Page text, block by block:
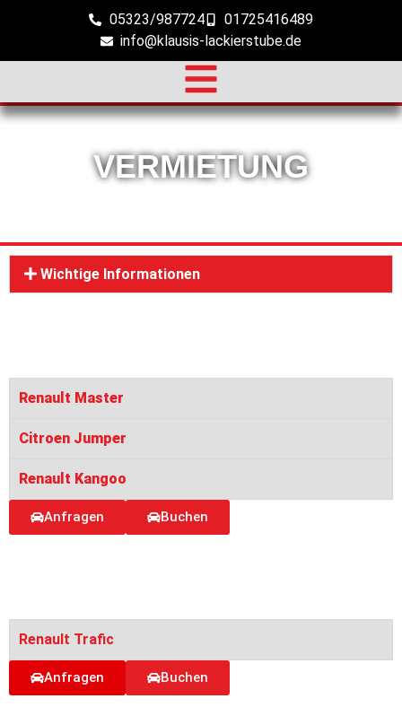
05323/987724
01725416489
info@klausis-lackierstube.de
VERMIETUNG
Wichtige Informationen
Renault Master
Citroen Jumper
Renault Kangoo
Anfragen Buchen
Renault Trafic
Anfragen Buchen